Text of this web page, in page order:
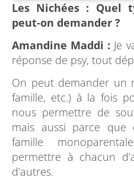
Les Nichées : Quel
peut-on demander ?
Amandine Maddi : Je
réponse de psy, tout
On peut demander un
famille, etc.) à la fois
nous permettre de
mais aussi parce que
famille
permettre à chacun
d’autres.